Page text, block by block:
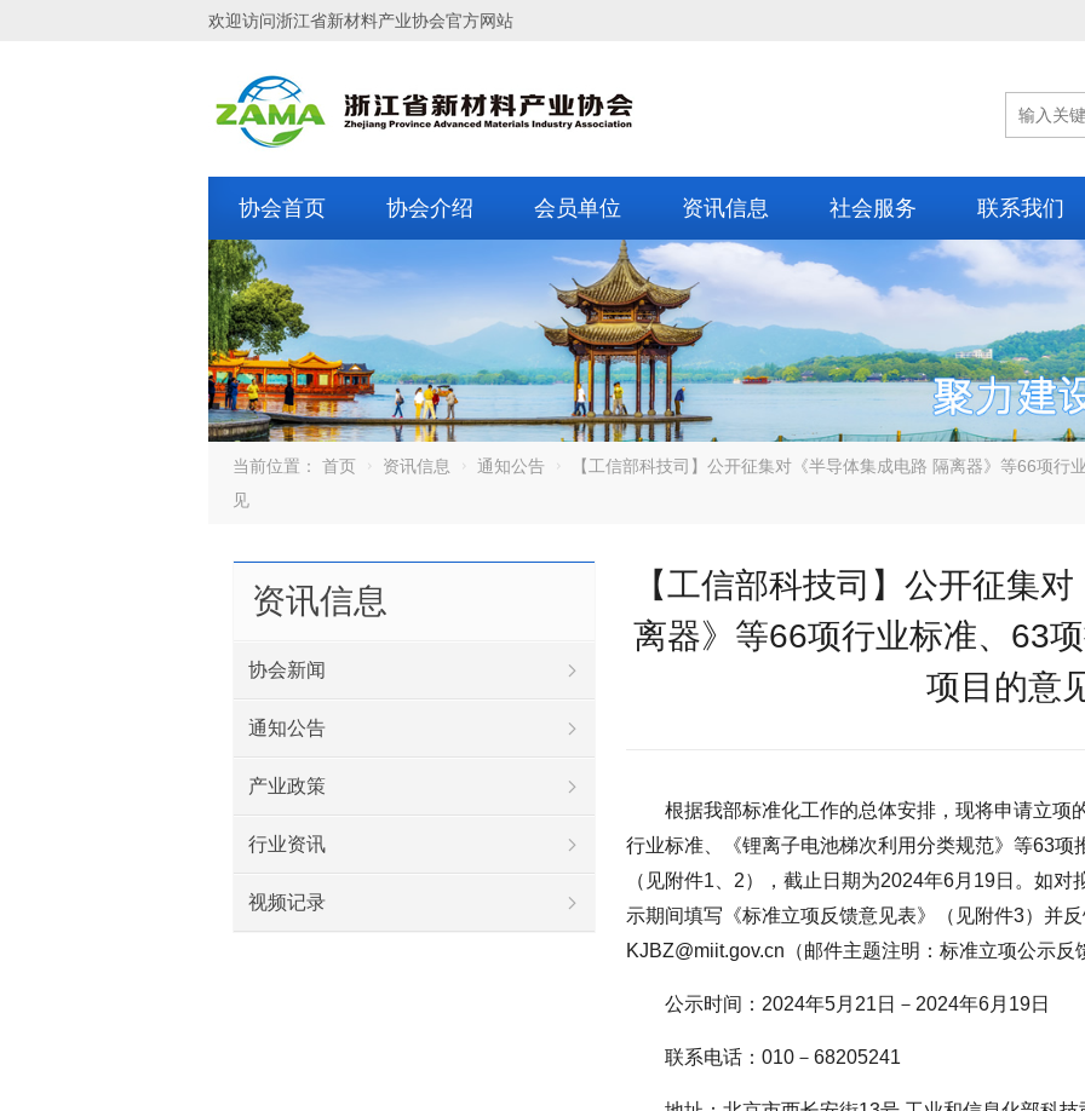
欢迎访问浙江省新材料产业协会官方网站
协会首页 协会介绍 会员单位 资讯信息 社会服务 联系我们
当前位置： 首页 资讯信息 通知公告
【工信部科技司】公开征集对《半导体集成电路 隔离器》等66项
见
【工信部科技司】公开征集
离器》等66项行业标准、63
项目的意
根据我部标准化工作的总体安排，现将申请立项
行业标准、《锂离子电池梯次利用分类规范》等63项
（见附件1、2），截止日期为2024年6月19日。如
示期间填写《标准立项反馈意见表》（见附件3）并
KJBZ@miit.gov.cn（邮件主题注明：标准立项公示反
公示时间：2024年5月21日－2024年6月19日
联系电话：010－68205241
资讯信息
协会新闻
通知公告
产业政策
行业资讯
视频记录